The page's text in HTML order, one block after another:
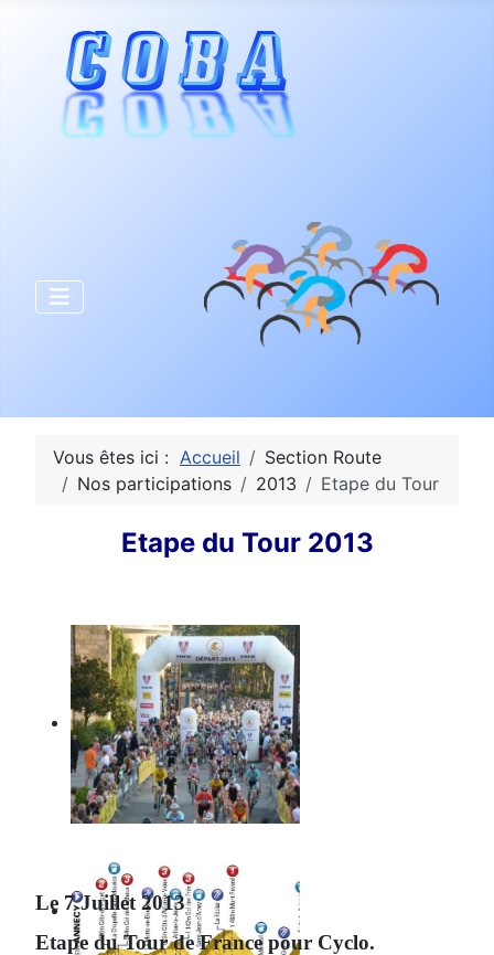
Vous êtes ici : Accueil
Section Route
Nos participations
2013 Etape du Tour
Etape du Tour 2013
Le 7 Juillet 2013
Etape du Tour de France pour Cyclo.